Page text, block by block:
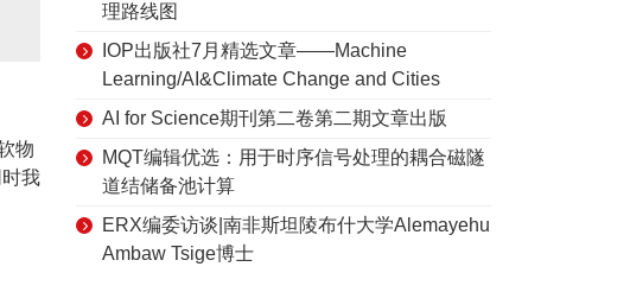
物
我
理路线图
IOP出版社7月精选文章——Machine
Learning/AI&Climate Change and Cities
AI for Science期刊第二卷第二期文章出版
MQT编辑优选：用于时序信号处理的耦合磁隧
道结储备池计算
ERX编委访谈|南非斯坦陵布什大学Alemayehu
Ambaw Tsige博士